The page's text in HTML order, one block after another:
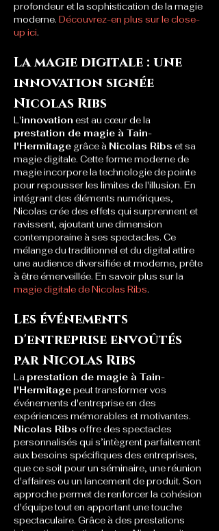
profondeur et la sophistication de la magie
moderne. Découvrez-en plus sur le close-
up ici.
La magie digitale : une
innovation signée
Nicolas Ribs
L'innovation est au cœur de la
prestation de magie à Tain-
l'Hermitage grâce à Nicolas Ribs et sa
magie digitale. Cette forme moderne de
magie incorpore la technologie de pointe
pour repousser les limites de l'illusion. En
intégrant des éléments numériques,
Nicolas crée des effets qui surprennent et
ravissent, ajoutant une dimension
contemporaine à ses spectacles. Ce
mélange du traditionnel et du digital attire
une audience diversifiée et moderne, prête
à être émerveillée. En savoir plus sur la
magie digitale de Nicolas Ribs.
Les événements
d'entreprise envoûtés
par Nicolas Ribs
La prestation de magie à Tain-
l'Hermitage peut transformer vos
événements d'entreprise en des
expériences mémorables et motivantes.
Nicolas Ribs offre des spectacles
personnalisés qui s’intègrent parfaitement
aux besoins spécifiques des entreprises,
que ce soit pour un séminaire, une réunion
d'affaires ou un lancement de produit. Son
approche permet de renforcer la cohésion
d'équipe tout en apportant une touche
spectaculaire. Grâce à des prestations